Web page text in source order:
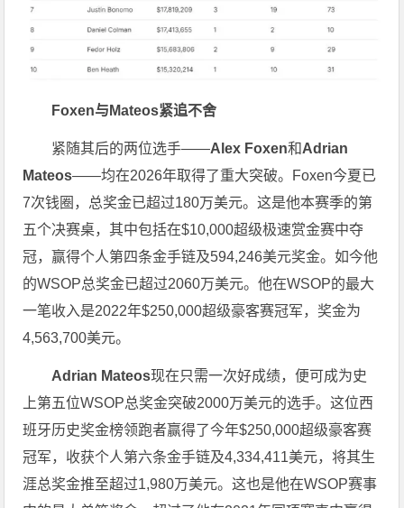
Foxen与Mateos紧追不舍
紧随其后的两位选手——Alex Foxen和Adrian
Mateos——均在2026年取得了重大突破。Foxen今夏已
7次钱圈，总奖金已超过180万美元。这是他本赛季的第
五个决赛桌，其中包括在$10,000超级极速赏金赛中夺
冠，赢得个人第四条金手链及594,246美元奖金。如今他
的WSOP总奖金已超过2060万美元。他在WSOP的最大
一笔收入是2022年$250,000超级豪客赛冠军，奖金为
4,563,700美元。
Adrian Mateos现在只需一次好成绩，便可成为史
上第五位WSOP总奖金突破2000万美元的选手。这位西
班牙历史奖金榜领跑者赢得了今年$250,000超级豪客赛
冠军，收获个人第六条金手链及4,334,411美元，将其生
涯总奖金推至超过1,980万美元。这也是他在WSOP赛事